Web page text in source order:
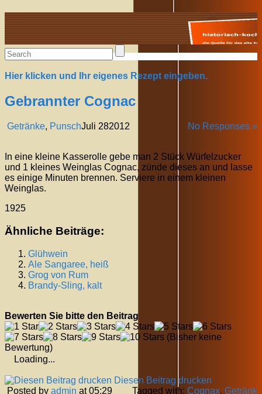
Alte Rezepte online
Hier klicken und Ihr eigenes Rezept eingeben.
Gebrannter Cognac
Getränke, Punsch No Responses »
Juli 282012
In eine kleine Kasserolle gebe man 2 Stück Würfelzucker
und 1 kleines Weinglas Cognac, zünde dieses an und lasse
es einige Minuten brennen. Serviere in einem kleinen
Weinglas.
1925
Ähnliche Beiträge:
Glühwein
Ale Sangaree, heiß
Grog von Rum
Brandy-Sling, kalt
Bewerten Sie bitte den Beitrag
(Bisher keine
Bewertung)
Loading...
Diesen Beitrag drucken
Posted by admin at 05:29 Tagged with: Cognax, Getränk